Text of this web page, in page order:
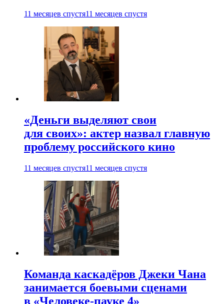
11 месяцев спустя11 месяцев спустя
«Деньги выделяют свои
для своих»: актер назвал главную
проблему российского кино
11 месяцев спустя11 месяцев спустя
Команда каскадёров Джеки Чана
занимается боевыми сценами
в «Человеке-пауке 4»